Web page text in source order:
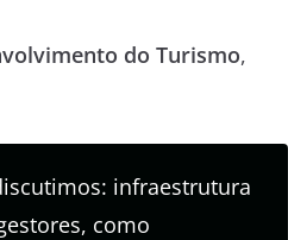
do Turismo,
infraestrutura
como